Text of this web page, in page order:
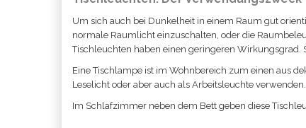
Um sich auch bei Dunkelheit in einem Raum gut
normale Raumlicht einzuschalten, oder die
Tischleuchten haben einen geringeren
Eine Tischlampe ist im Wohnbereich zum einen aus
Leselicht oder aber auch als Arbeitsleuchte verwenden.
Im Schlafzimmer neben dem Bett geben diese